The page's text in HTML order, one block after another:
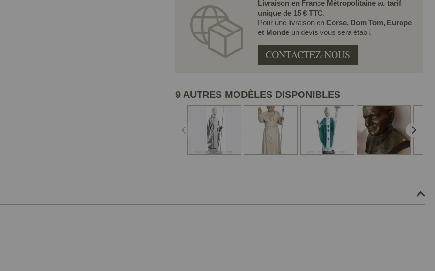
Livraison en France Métropolitaineau tarif
unique de 15 € TTC.
Pour une livraison en Corse, Dom Tom, Europe
et Monde un devis vous sera établi.
CONTACTEZ-NOUS
9 AUTRES MODÈLES DISPONIBLES